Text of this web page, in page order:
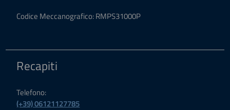
Codice Meccanografico: RMPS31000P
Recapiti
Telefono:
(+39) 06121127785